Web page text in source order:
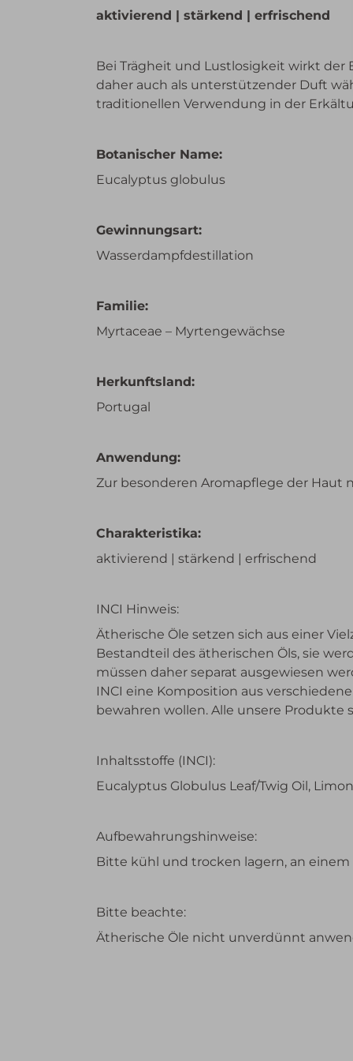
aktivierend | stärkend | erfrischend
Bei Trägheit und Lustlosigkeit wirkt
daher auch als unterstützender Duft
traditionellen Verwendung in der
Botanischer Name:
Eucalyptus globulus
Gewinnungsart:
Wasserdampfdestillation
Familie:
Myrtaceae – Myrtengewächse
Herkunftsland:
Portugal
Anwendung:
Zur besonderen Aromapflege der Haut
Charakteristika:
aktivierend | stärkend | erfrischend
INCI Hinweis:
Ätherische Öle setzen sich aus einer
Bestandteil des ätherischen Öls, sie
müssen daher separat ausgewiesen
INCI eine Komposition aus
bewahren wollen. Alle unsere Produkte
Inhaltsstoffe (INCI):
Eucalyptus Globulus Leaf/Twig Oil,
Aufbewahrungshinweise:
Bitte kühl und trocken lagern, an
Bitte beachte:
Ätherische Öle nicht unverdünnt